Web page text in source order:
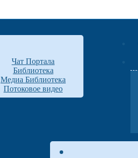
Чат Портала
Библиотека
Медиа Библиотека
Потоковое видео